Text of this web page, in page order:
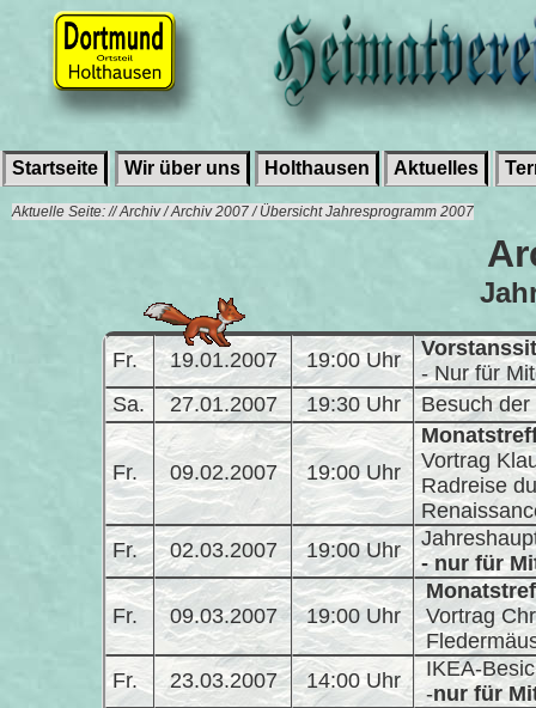
Startseite Wir über uns Holthausen Aktuelles
Aktuelle Seite: // Archiv / Archiv 2007 / Übersicht Jahresprogramm 2007
Fr. 19.01.2007 19:00 Uhr
- Nur für
Sa.
27.01.2007 19:30 Uhr Besuch
Fr. 09.02.2007 19:00 Uhr
Vortrag
Radreise
Fr.
02.03.2007 19:00 Uhr
- nur für
Fr. 09.03.2007 19:00 Uhr
Vortrag
Fr.
23.03.2007 14:00 Uhr
IKEA-
-nur für